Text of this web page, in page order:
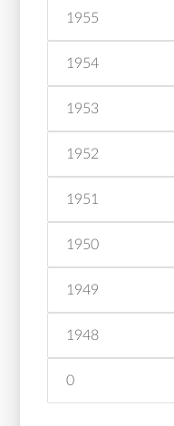
1955
1954
1953
1952
1951
1950
1949
1948
0